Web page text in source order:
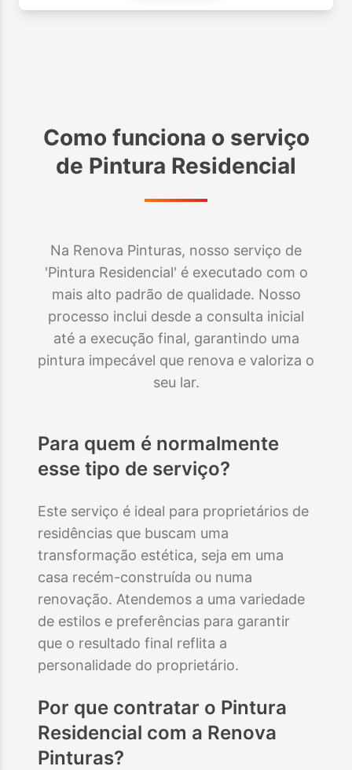
Como funciona o serviço
de Pintura Residencial
Na Renova Pinturas, nosso serviço de
'Pintura Residencial' é executado com o
mais alto padrão de qualidade. Nosso
processo inclui desde a consulta inicial
até a execução final, garantindo uma
pintura impecável que renova e valoriza o
seu lar.
Para quem é normalmente
esse tipo de serviço?
Este serviço é ideal para proprietários de
residências que buscam uma
transformação estética, seja em uma
casa recém-construída ou numa
renovação. Atendemos a uma variedade
de estilos e preferências para garantir
que o resultado final reflita a
personalidade do proprietário.
Por que contratar o Pintura
Residencial com a Renova
Pinturas?